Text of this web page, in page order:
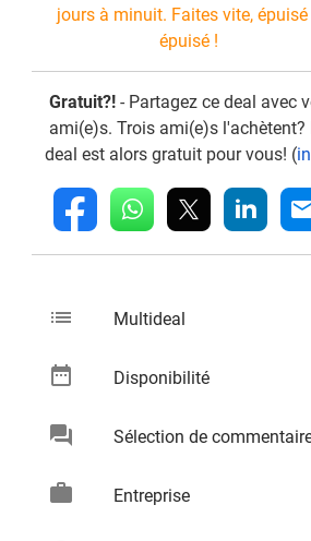
jours à minuit. Faites vite, épuisé
épuisé !
Gratuit?! - Partagez ce deal avec
ami(e)s. Trois ami(e)s l'achètent?
deal est alors gratuit pour vous! (
fb whatsapp linkedin
list Multideal
date_range Disponibilité
chat Sélection de
work
Entreprise